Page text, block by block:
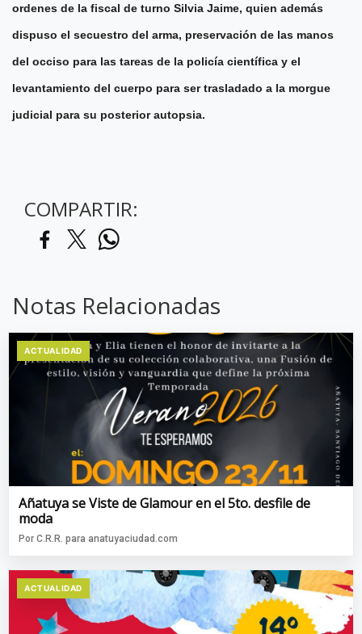
ordenes de la fiscal de turno Silvia Jaime, quien además
dispuso el secuestro del arma, preservación de las manos
del occiso para las tareas de la policía científica y el
levantamiento del cuerpo para ser trasladado a la morgue
judicial para su posterior autopsia.
COMPARTIR:
Notas Relacionadas
ACTUALIDAD
Añatuya se Viste de Glamour en el 5to. desfile de
moda
Por C.R.R. para anatuyaciudad.com
ACTUALIDAD